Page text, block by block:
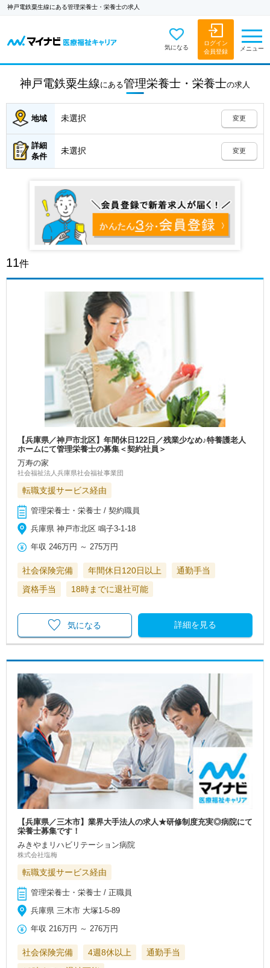
神戸電鉄粟生線にある管理栄養士・栄養士の求人
気になる
ログイン
会員登録
メニュー
神戸電鉄粟生線 にある管理栄養士・栄養士の求人
地域 未選択 変更
詳細
条件
未選択 変更
11件
【兵庫県／神戸市北区】年間休日122日／残業少なめ♪特養護老人
ホームにて管理栄養士の募集＜契約社員＞
万寿の家
社会福祉法人兵庫県社会福祉事業団
転職支援サービス経由
管理栄養士・栄養士 / 契約職員
兵庫県 神戸市北区 鳴子3-1-18
年収 246万円 ～ 275万円
社会保険完備 年間休日120日以上
通勤手当
資格手当
18時までに退社可能
詳細を見る
気になる
【兵庫県／三木市】業界大手法人の求人★研修制度充実◎病院にて
栄養士募集です！
みきやまリハビリテーション病院
株式会社塩梅
転職支援サービス経由
管理栄養士・栄養士 / 正職員
兵庫県 三木市 大塚1-5-89
年収 216万円 ～ 276万円
社会保険完備 4週8休以上
通勤手当